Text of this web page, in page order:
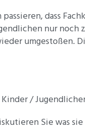
dass
nur noch
umgestoßen.
/
Sie was